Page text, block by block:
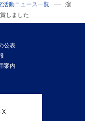
活動ニュース一覧
濵
しました
公表
案内
X